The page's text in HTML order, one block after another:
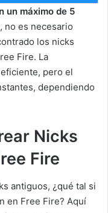
un máximo de 5
no es necesario
los nicks
Fire. La
pero el
dependiendo
Nicks
Fire
antiguos, ¿qué tal si
en Free Fire? Aquí